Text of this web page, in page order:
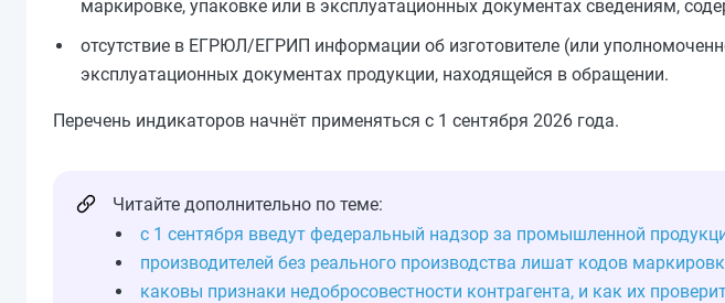
маркировке, упаковке или в эксплуатационных документах сведениям,
отсутствие в ЕГРЮЛ/ЕГРИП информации об изготовителе (или
эксплуатационных документах продукции, находящейся в обращении.
Перечень индикаторов начнёт применяться с 1 сентября 2026 года.
Читайте дополнительно по теме:
с 1 сентября введут федеральный надзор за промышленной
производителей без реального производства лишат кодов
каковы признаки недобросовестности контрагента, и как их